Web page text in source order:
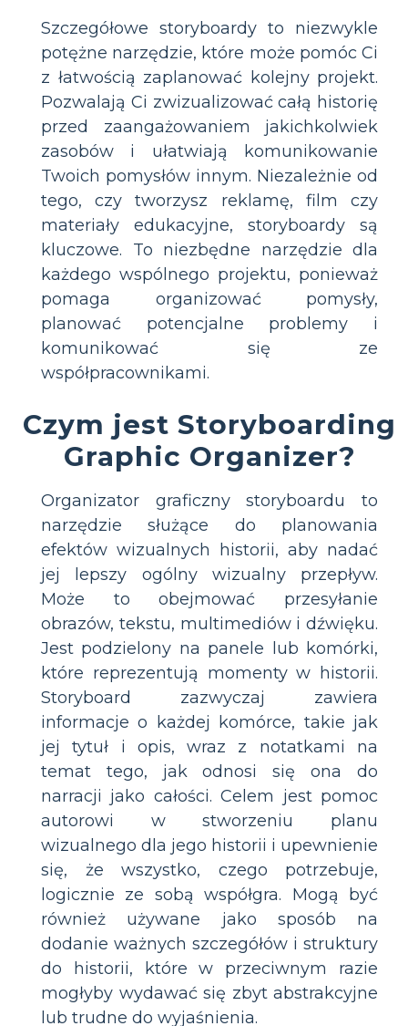
Szczegółowe storyboardy to niezwykle
potężne narzędzie, które może pomóc Ci
z łatwością zaplanować kolejny projekt.
Pozwalają Ci zwizualizować całą historię
przed zaangażowaniem jakichkolwiek
zasobów i ułatwiają komunikowanie
Twoich pomysłów innym. Niezależnie od
tego, czy tworzysz reklamę, film czy
materiały edukacyjne, storyboardy są
kluczowe. To niezbędne narzędzie dla
każdego wspólnego projektu, ponieważ
pomaga organizować pomysły,
planować potencjalne problemy i
komunikować się ze
współpracownikami.
Czym jest Storyboarding
Graphic Organizer?
Organizator graficzny storyboardu to
narzędzie służące do planowania
efektów wizualnych historii, aby nadać
jej lepszy ogólny wizualny przepływ.
Może to obejmować przesyłanie
obrazów, tekstu, multimediów i dźwięku.
Jest podzielony na panele lub komórki,
które reprezentują momenty w historii.
Storyboard zazwyczaj zawiera
informacje o każdej komórce, takie jak
jej tytuł i opis, wraz z notatkami na
temat tego, jak odnosi się ona do
narracji jako całości. Celem jest pomoc
autorowi w stworzeniu planu
wizualnego dla jego historii i upewnienie
się, że wszystko, czego potrzebuje,
logicznie ze sobą współgra. Mogą być
również używane jako sposób na
dodanie ważnych szczegółów i struktury
do historii, które w przeciwnym razie
mogłyby wydawać się zbyt abstrakcyjne
lub trudne do wyjaśnienia.